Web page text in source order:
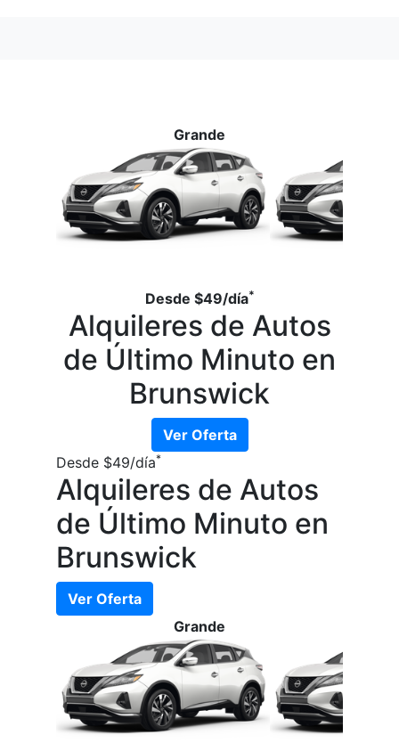
Grande
Desde $49/día*
Alquileres de Autos
de Último Minuto en
Brunswick
Ver Oferta
Desde $49/día*
Alquileres de Autos
de Último Minuto en
Brunswick
Ver Oferta
Grande